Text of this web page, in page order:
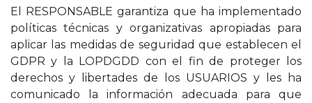
El RESPONSABLE garantiza que ha implementado
políticas técnicas y organizativas apropiadas para
aplicar las medidas de seguridad que establecen el
GDPR y la LOPDGDD con el fin de proteger los
derechos y libertades de los USUARIOS y les ha
comunicado la información adecuada para que